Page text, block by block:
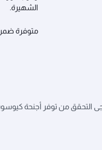
الشهيرة.
متوفرة
من توفر أجنحة